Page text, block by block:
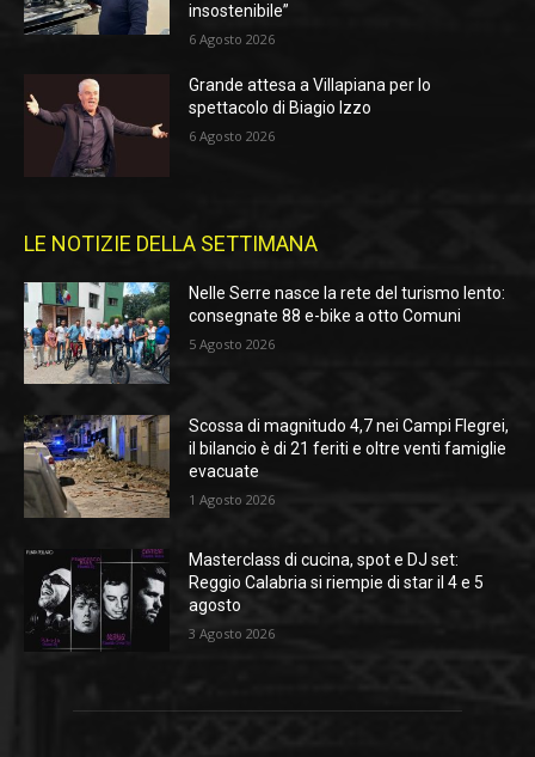
insostenibile”
6 Agosto 2026
Grande attesa a Villapiana per lo
spettacolo di Biagio Izzo
6 Agosto 2026
LE NOTIZIE DELLA SETTIMANA
Nelle Serre nasce la rete del turismo lento:
consegnate 88 e-bike a otto Comuni
5 Agosto 2026
Scossa di magnitudo 4,7 nei Campi Flegrei,
il bilancio è di 21 feriti e oltre venti famiglie
evacuate
1 Agosto 2026
Masterclass di cucina, spot e DJ set:
Reggio Calabria si riempie di star il 4 e 5
agosto
3 Agosto 2026